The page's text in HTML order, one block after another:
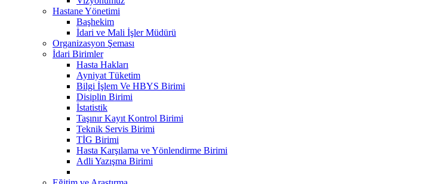
Hastane Yönetimi
Başhekim
İdari ve Mali İşler Müdürü
Organizasyon Şeması
İdari Birimler
Hasta Hakları
Ayniyat Tüketim
Bilgi İşlem Ve HBYS Birimi
Disiplin Birimi
İstatistik
Taşınır Kayıt Kontrol Birimi
Teknik Servis Birimi
TİG Birimi
Hasta Karşılama ve Yönlendirme Birimi
Adli Yazışma Birimi